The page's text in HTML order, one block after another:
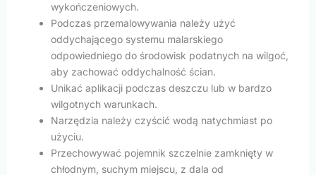
wykończeniowych.
Podczas przemalowywania należy użyć
oddychającego systemu malarskiego
odpowiedniego do środowisk podatnych na wilgoć,
aby zachować oddychalność ścian.
Unikać aplikacji podczas deszczu lub w bardzo
wilgotnych warunkach.
Narzędzia należy czyścić wodą natychmiast po
użyciu.
Przechowywać pojemnik szczelnie zamknięty w
chłodnym, suchym miejscu, z dala od